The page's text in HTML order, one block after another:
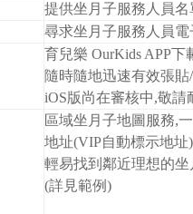
提供坐月子服務人員
尋求坐月子服務人員
育兒樂 OurKids APP
隨時隨地迅速有效張
iOS版尚在審核中,敬請
區域坐月子地圖服務,
地址(VIP自動標示地址
輕易找到鄰近理想的
(詳見範例)